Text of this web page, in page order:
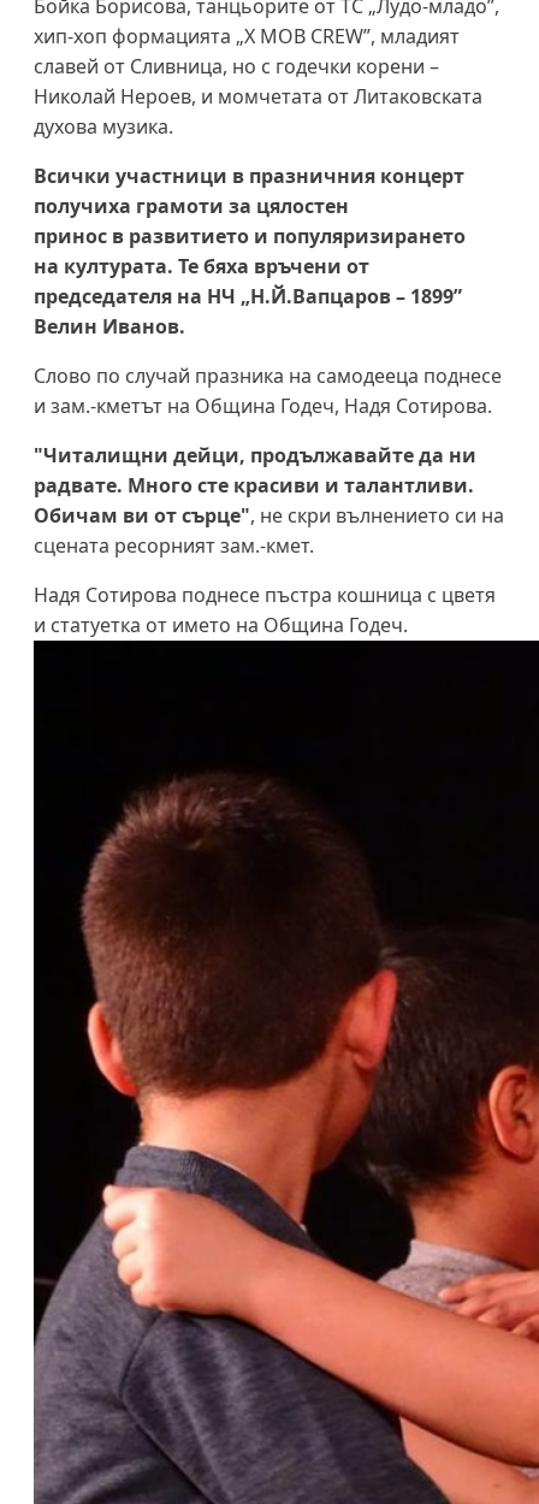
Бойка Борисова, танцьорите от ТС „Лудо-младо”,
хип-хоп формацията „X MOB CREW”, младият
славей от Сливница, но с годечки корени –
Николай Нероев, и момчетата от Литаковската
духова музика.
Всички участници в празничния концерт
получиха грамоти за цялостен
принос в развитието и популяризирането
на културата. Те бяха връчени от
председателя на НЧ „Н.Й.Вапцаров – 1899”
Велин Иванов.
Слово по случай празника на самодееца поднесе
и зам.-кметът на Община Годеч, Надя Сотирова.
"Читалищни дейци, продължавайте да ни
радвате. Много сте красиви и талантливи.
Обичам ви от сърце", не скри вълнението си на
сцената ресорният зам.-кмет.
Надя Сотирова поднесе пъстра кошница с цветя
и статуетка от името на Община Годеч.